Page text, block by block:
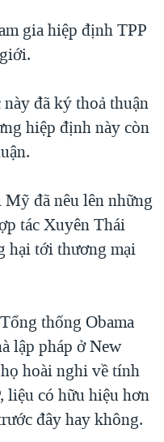
gia hiệp định TPP
đã ký thoả thuận
hiệp định này còn
đã nêu lên những
tác Xuyên Thái
hại tới thương mại
thống Obama
lập pháp ở New
hoài nghi về tính
liệu có hữu hiệu hơn
đây hay không.